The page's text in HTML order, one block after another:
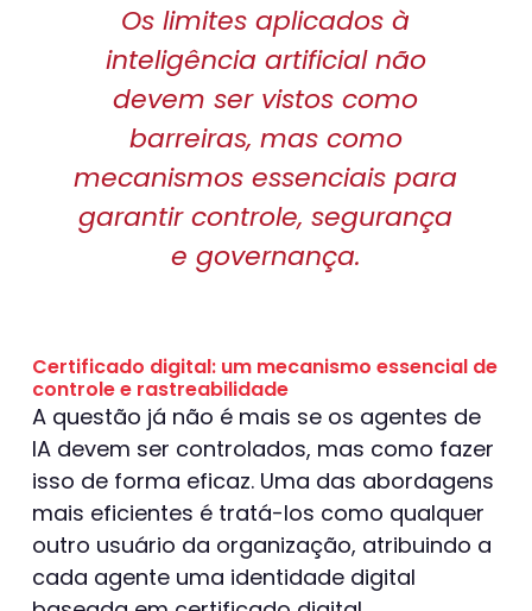
Os limites aplicados à
inteligência artificial não
devem ser vistos como
barreiras, mas como
mecanismos essenciais para
garantir controle, segurança
e governança.
Certificado digital: um mecanismo essencial de
controle e rastreabilidade
A questão já não é mais se os agentes de
IA devem ser controlados, mas como fazer
isso de forma eficaz. Uma das abordagens
mais eficientes é tratá-los como qualquer
outro usuário da organização, atribuindo a
cada agente uma identidade digital